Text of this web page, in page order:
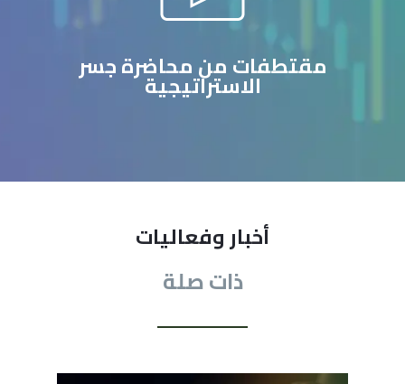
مقتطفات من محاضرة جسر
الاستراتيجية
أخبار وفعاليات
ذات صلة